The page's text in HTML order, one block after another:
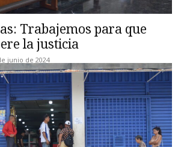
Trabajemos para que
la justicia
junio de 2024